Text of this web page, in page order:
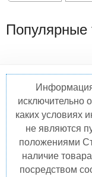
Популярные
исключительно
каких условиях
не являются
положениями
наличие
посредством